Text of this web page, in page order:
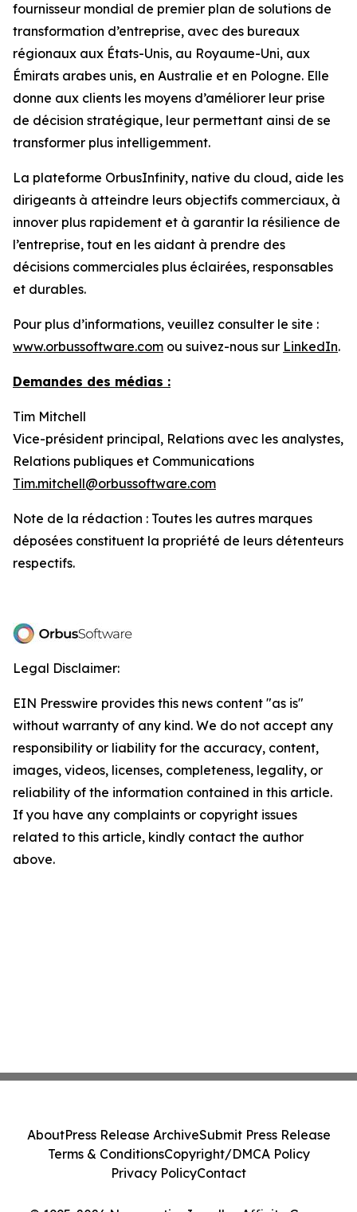
fournisseur mondial de premier plan de solutions de
transformation d’entreprise, avec des bureaux
régionaux aux États-Unis, au Royaume-Uni, aux
Émirats arabes unis, en Australie et en Pologne. Elle
donne aux clients les moyens d’améliorer leur prise
de décision stratégique, leur permettant ainsi de se
transformer plus intelligemment.
La plateforme OrbusInfinity, native du cloud, aide les
dirigeants à atteindre leurs objectifs commerciaux, à
innover plus rapidement et à garantir la résilience de
l’entreprise, tout en les aidant à prendre des
décisions commerciales plus éclairées, responsables
et durables.
Pour plus d’informations, veuillez consulter le site :
www.orbussoftware.com ou suivez-nous sur LinkedIn.
Demandes des médias :
Tim Mitchell
Vice-président principal, Relations avec les analystes,
Relations publiques et Communications
Tim.mitchell@orbussoftware.com
Note de la rédaction : Toutes les autres marques
déposées constituent la propriété de leurs détenteurs
respectifs.
Legal Disclaimer:
EIN Presswire provides this news content "as is"
without warranty of any kind. We do not accept any
responsibility or liability for the accuracy, content,
images, videos, licenses, completeness, legality, or
reliability of the information contained in this article.
If you have any complaints or copyright issues
related to this article, kindly contact the author
above.
AboutPress Release ArchiveSubmit Press Release
Terms & ConditionsCopyright/DMCA Policy
Privacy PolicyContact